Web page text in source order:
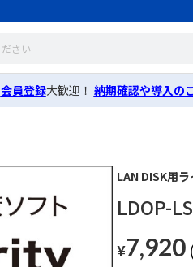
会員登録大歓迎！ 納期確認や導入の
LAN DISK用
LDOP-
¥7,920